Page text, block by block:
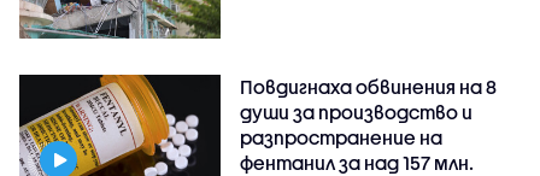
Повдигнаха обвинения на 8
души за производство и
разпространение на
фентанил за над 157 млн.